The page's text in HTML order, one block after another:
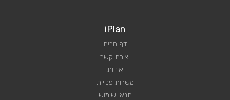
iPlan
דף הבית
יצירת קשר
אודות
משרות פנויות
תנאי שימוש